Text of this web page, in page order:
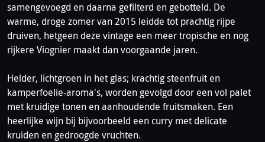
samengevoegd en daarna gefilterd en gebotteld. De
warme, droge zomer van 2015 leidde tot prachtig rijpe
druiven, hetgeen deze vintage een meer tropische en nog
rijkere Viognier maakt dan voorgaande jaren.
Helder, lichtgroen in het glas; krachtig steenfruit en
kamperfoelie-aroma's, worden gevolgd door een vol palet
met kruidige tonen en aanhoudende fruitsmaken. Een
heerlijke wijn bij bijvoorbeeld een curry met delicate
kruiden en gedroogde vruchten.